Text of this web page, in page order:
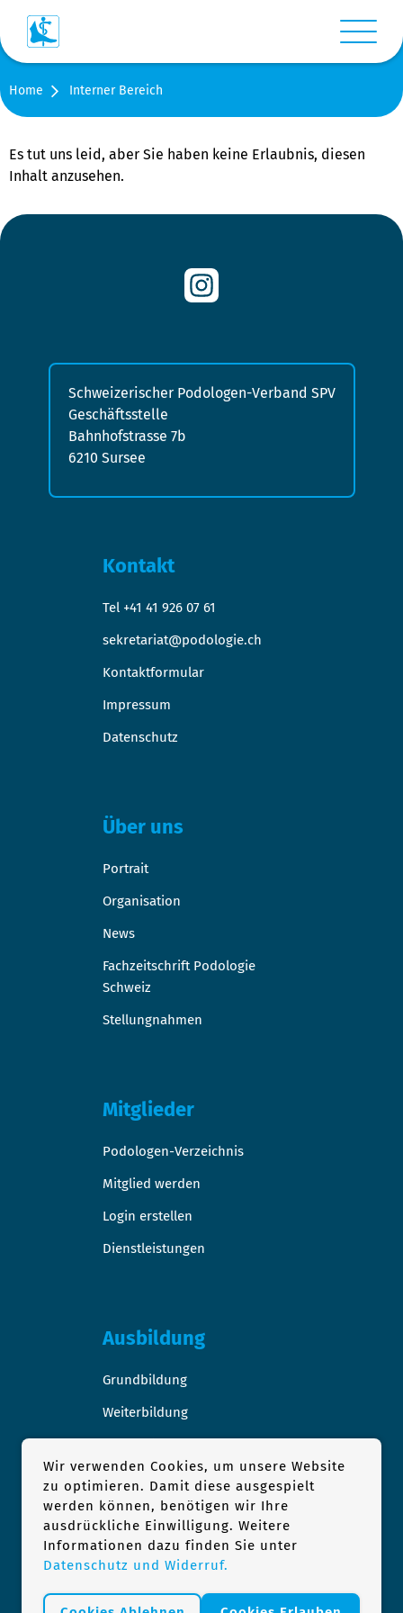
Menü
Stellen-/Raumangebote
Warenkorb
Home Interner Bereich
Es tut uns leid, aber Sie haben keine Erlaubnis, diesen
Inhalt anzusehen.
Über uns
Portrait
Organisation
News
Fachzeitschrift Podologie
Schweiz
Stellungnahmen
Kontakt
Tel +41 41 926 07 61
sekretariat@podologie.ch
Kontaktformular
Impressum
Datenschutz
Schweizerischer Podologen-Verband SPV
Geschäftsstelle
Bahnhofstrasse 7b
6210 Sursee
Mitglieder
Podologen-Verzeichnis
Mitglied werden
Login erstellen
Dienstleistungen
Ausbildung
Grundbildung
Weiterbildung
Podologie
Podologie Praxis finden
Wir verwenden Cookies, um unsere Website
zu optimieren. Damit diese ausgespielt
werden können, benötigen wir Ihre
ausdrückliche Einwilligung. Weitere
Informationen dazu finden Sie unter
Datenschutz und Widerruf.